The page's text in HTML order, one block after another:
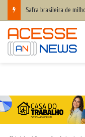
Safra brasileira de